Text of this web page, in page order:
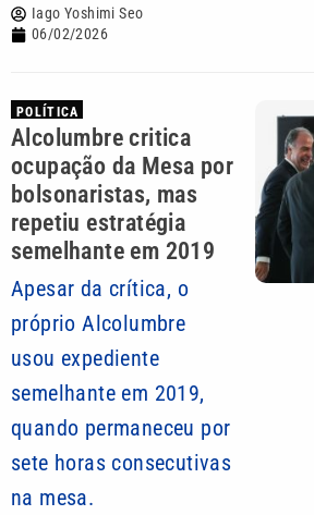
Iago Yoshimi Seo
06/02/2026
POLÍTICA
Alcolumbre critica
ocupação da Mesa por
bolsonaristas, mas
repetiu estratégia
semelhante em 2019
Apesar da crítica, o
próprio Alcolumbre
usou expediente
semelhante em 2019,
quando permaneceu por
sete horas consecutivas
na mesa.